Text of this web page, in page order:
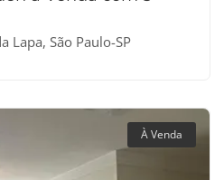
Lapa, São Paulo-SP
À Venda